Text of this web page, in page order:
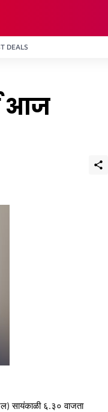
DEALS
आज
सायंकाळी ६.३० वाजता